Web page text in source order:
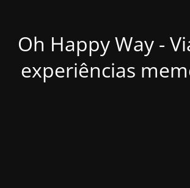
Oh Happy Way -
experiências